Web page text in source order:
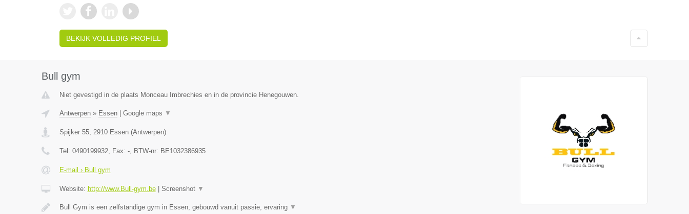
BEKIJK VOLLEDIG PROFIEL
Bull gym
Niet gevestigd in de plaats Monceau Imbrechies en in de provincie Henegouwen.
Antwerpen» Essen| Google maps ▼
Spijker 55, 2910 Essen(Antwerpen)
Tel: 0490199932, Fax: -, BTW-nr: BE1032386935
E-mail › Bull gym
Website: http://www.Bull-gym.be| Screenshot ▼
Bull Gym is een zelfstandige gym in Essen, gebouwd vanuit passie, ervaring ▼